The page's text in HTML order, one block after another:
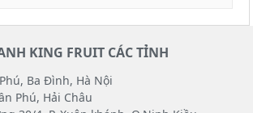
KING FRUIT CÁC TỈNH
Ba Đình, Hà Nội
Phú, Hải Châu